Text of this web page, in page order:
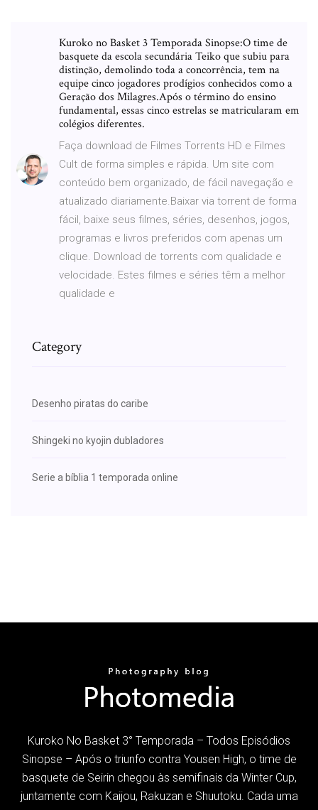
Kuroko no Basket 3 Temporada Sinopse:O time de
basquete da escola secundária Teiko que subiu para
distinção, demolindo toda a concorrência, tem na
equipe cinco jogadores prodígios conhecidos como a
Geração dos Milagres.Após o término do ensino
fundamental, essas cinco estrelas se matricularam em
colégios diferentes.
Faça download de Filmes Torrents HD e Filmes
Cult de forma simples e rápida. Um site com
conteúdo bem organizado, de fácil navegação e
atualizado diariamente.Baixar via torrent de forma
fácil, baixe seus filmes, séries, desenhos, jogos,
programas e livros preferidos com apenas um
clique. Download de torrents com qualidade e
velocidade. Estes filmes e séries têm a melhor
qualidade e
Category
Desenho piratas do caribe
Shingeki no kyojin dubladores
Serie a bíblia 1 temporada online
Kuroko No Basket 3° Temporada – Todos Episódios
Sinopse – Após o triunfo contra Yousen High, o time de
basquete de Seirin chegou às semifinais da Winter Cup,
juntamente com Kaijou, Rakuzan e Shuutoku. Cada uma